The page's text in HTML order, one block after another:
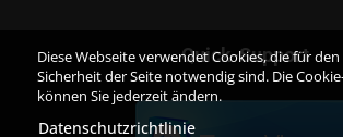
Diese Webseite verwendet Cookies, die für
Sicherheit der Seite notwendig sind. Die
können Sie jederzeit ändern.
Datenschutzrichtlinie
Quick-Support